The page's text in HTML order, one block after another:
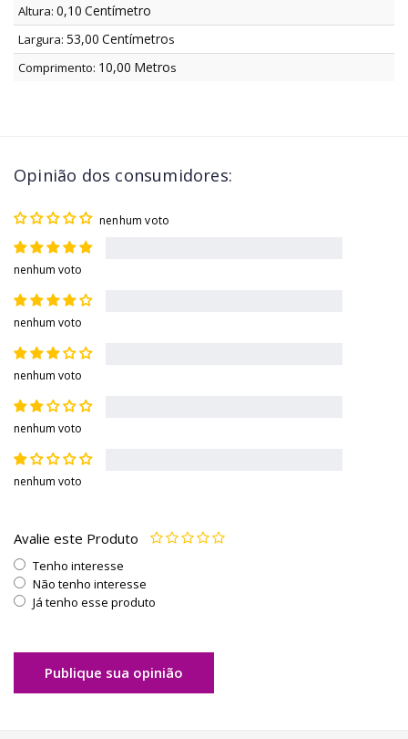
Altura: 0,10 Centímetro
Largura: 53,00 Centímetros
Comprimento: 10,00 Metros
Opinião dos consumidores:
nenhum voto
nenhum voto
nenhum voto
nenhum voto
nenhum voto
nenhum voto
Avalie este Produto
Tenho interesse
Não tenho interesse
Já tenho esse produto
Publique sua opinião